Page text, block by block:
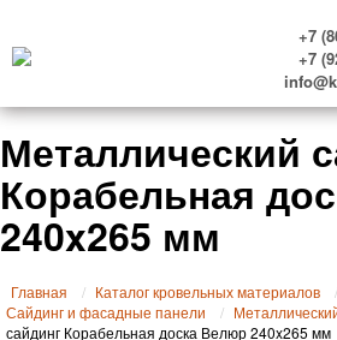
+7
+7
Металлический
Корабельная
240x265 мм
Главная Каталог кровельных материалов
Сайдинг и фасадные панели
сайдинг Корабельная доска Велюр 240x265 мм